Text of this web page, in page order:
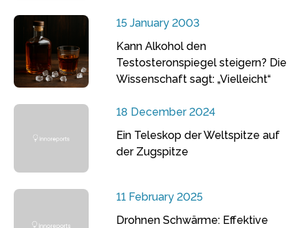
15 January 2003
Kann Alkohol den
Testosteronspiegel steigern? Die
Wissenschaft sagt: „Vielleicht“
18 December 2024
Ein Teleskop der Weltspitze auf
der Zugspitze
11 February 2025
Drohnen Schwärme: Effektive